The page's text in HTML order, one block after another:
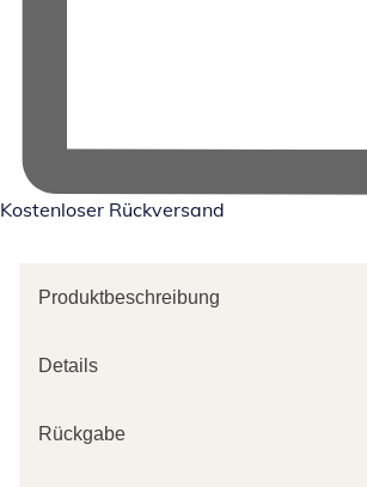
Kostenloser Rückversand
Produktbeschreibung
Details
Rückgabe